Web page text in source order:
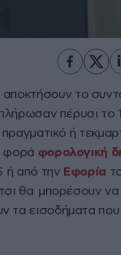
αποκτήσουν το
πέρυσι το
ή
φορά φορολογική
ή από την Εφορία
θα μπορέσουν
τα εισοδήματα